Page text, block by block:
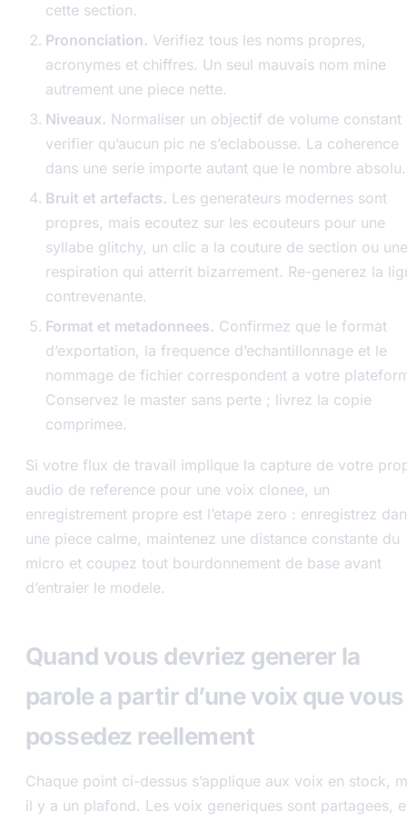
cette section.
Prononciation. Verifiez tous les noms propres,
acronymes et chiffres. Un seul mauvais nom mine
autrement une piece nette.
Niveaux. Normaliser un objectif de volume constant
verifier qu’aucun pic ne s’eclabousse. La coherence
dans une serie importe autant que le nombre absolu.
Bruit et artefacts. Les generateurs modernes sont
propres, mais ecoutez sur les ecouteurs pour une
syllabe glitchy, un clic a la couture de section ou une
respiration qui atterrit bizarrement. Re-generez la
contrevenante.
Format et metadonnees. Confirmez que le format
d’exportation, la frequence d’echantillonnage et le
nommage de fichier correspondent a votre
Conservez le master sans perte ; livrez la copie
comprimee.
Si votre flux de travail implique la capture de votre
audio de reference pour une voix clonee, un
enregistrement propre est l’etape zero : enregistrez
une piece calme, maintenez une distance constante du
micro et coupez tout bourdonnement de base avant
d’entraier le modele.
Quand vous devriez generer la
parole a partir d’une voix que vous
possedez reellement
Chaque point ci-dessus s’applique aux voix en stock,
il y a un plafond. Les voix generiques sont partagees,